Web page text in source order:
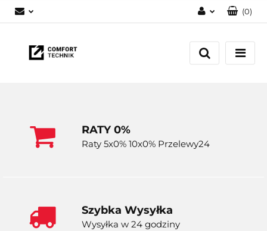
Zaloguj się
Zarejestruj się
(0)
RATY 0%
Raty 5x0% 10x0% Przelewy24
Szybka Wysyłka
Wysyłka w 24 godziny